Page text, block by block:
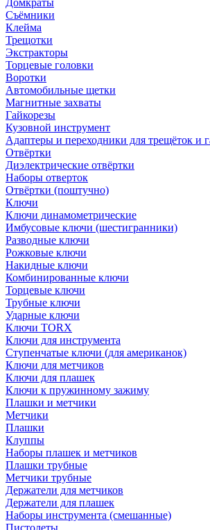
Домкраты
Съёмники
Клейма
Трещотки
Экстракторы
Торцевые головки
Воротки
Автомобильные щетки
Магнитные захваты
Гайкорезы
Кузовной инструмент
Адаптеры и переходники для трещёток и
Отвёртки
Диэлектрические отвёртки
Наборы отверток
Отвёртки (поштучно)
Ключи
Ключи динамометрические
Имбусовые ключи (шестигранники)
Разводные ключи
Рожковые ключи
Накидные ключи
Комбинированные ключи
Торцевые ключи
Трубные ключи
Ударные ключи
Ключи TORX
Ключи для инструмента
Ступенчатые ключи (для американок)
Ключи для метчиков
Ключи для плашек
Ключи к пружинному зажиму
Плашки и метчики
Метчики
Плашки
Клуппы
Наборы плашек и метчиков
Плашки трубные
Метчики трубные
Держатели для метчиков
Держатели для плашек
Наборы инструмента (смешанные)
Пистолеты